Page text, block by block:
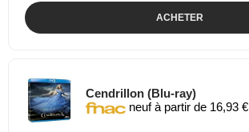
ACHETER
Cendrillon (Blu-ray)
neuf à partir de 16,93 €